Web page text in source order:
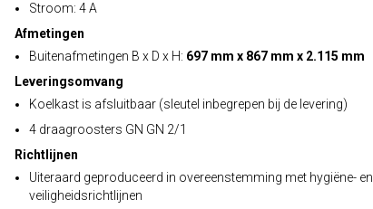
Stroom: 4 A
Afmetingen
Buitenafmetingen B x D x H: 697 mm x 867 mm x 2.115 mm
Leveringsomvang
Koelkast is afsluitbaar (sleutel inbegrepen bij de levering)
4 draagroosters GN GN 2/1
Richtlijnen
Uiteraard geproduceerd in overeenstemming met hygiëne- en
veiligheidsrichtlijnen